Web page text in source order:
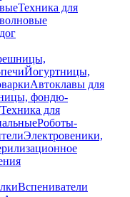
Техника для
Йогуртницы,
Автоклавы для
фондю-
Техника для
Роботы-
Электровеники,
Вспениватели